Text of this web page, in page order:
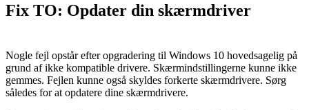
Fix TO: Opdater din skærmdriver
Nogle fejl opstår efter opgradering til Windows 10 hovedsagelig på
grund af ikke kompatible drivere. Skærmindstillingerne kunne ikke
gemmes. Fejlen kunne også skyldes forkerte skærmdrivere. Sørg
således for at opdatere dine skærmdrivere.